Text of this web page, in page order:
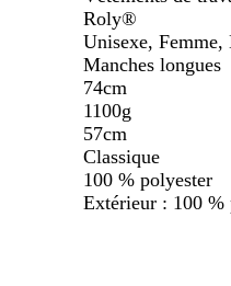
Roly®
Unisexe, Femme,
Manches longues
74cm
1100g
57cm
Classique
100 % polyester
Extérieur : 100 %